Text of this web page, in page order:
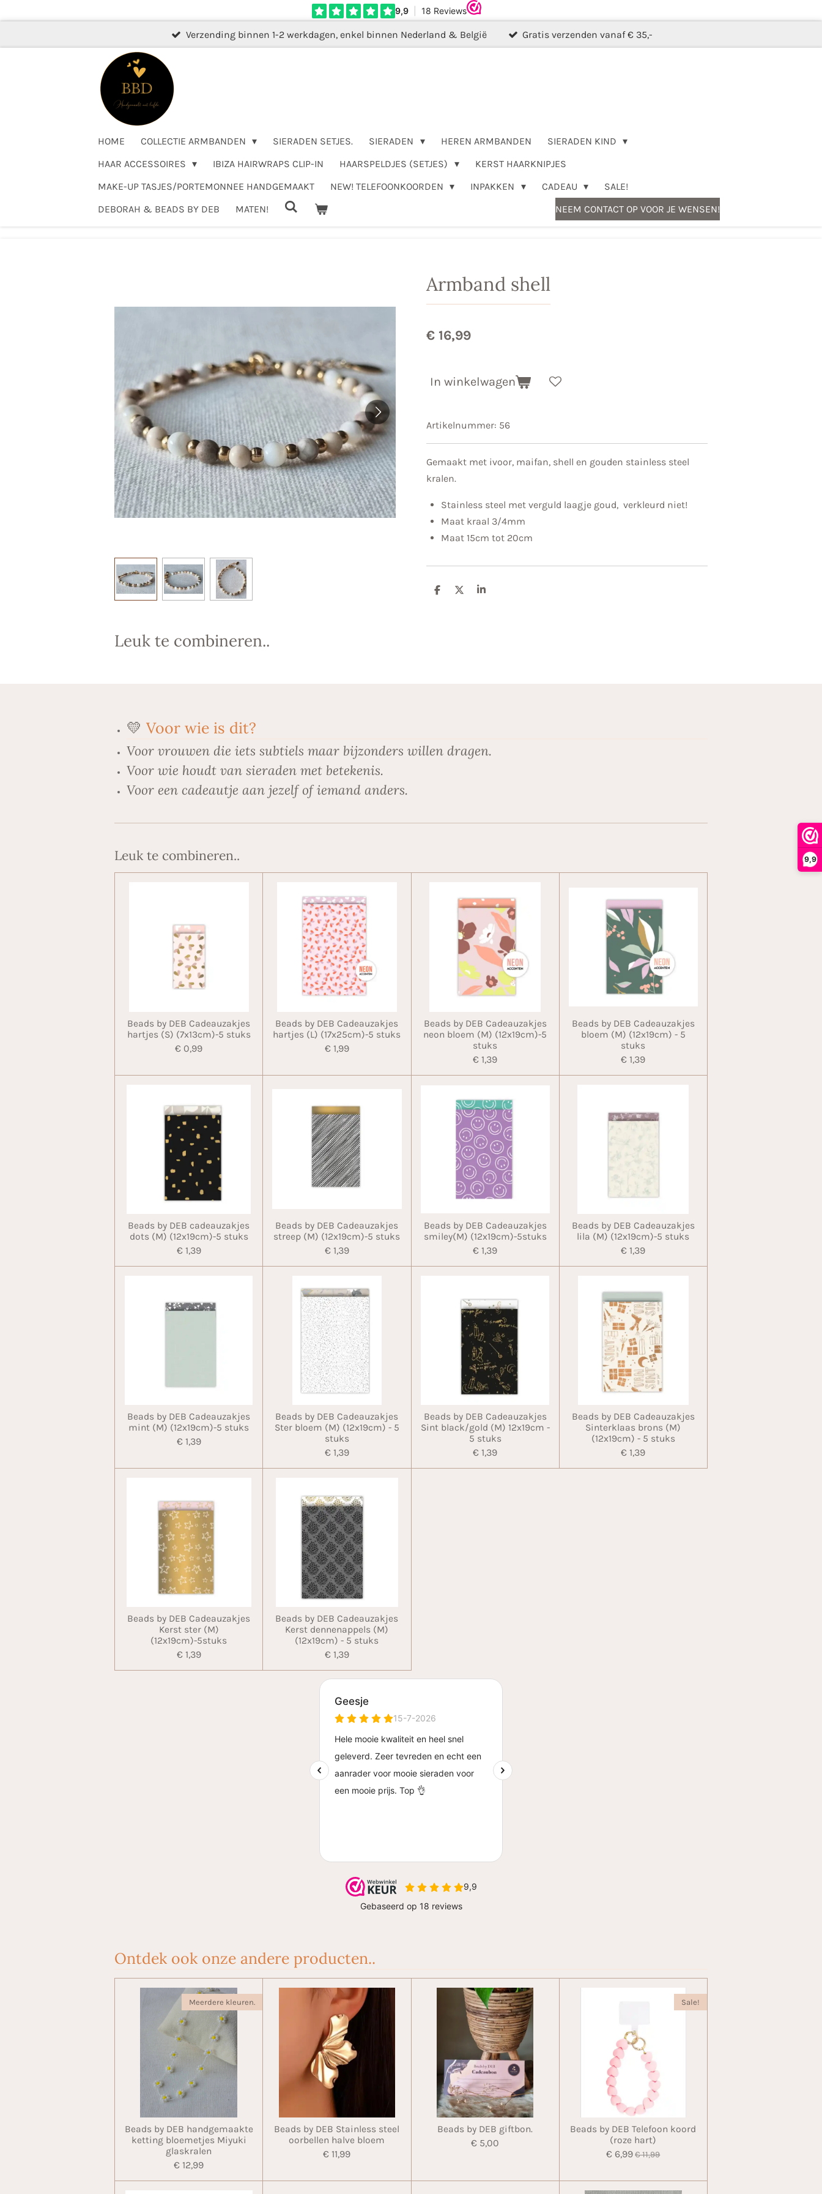
9,9
naar
Verzending binnen 1-2 werkdagen, enkel binnen Nederland & België Gratis verzenden vanaf € 35,-
HOME COLLECTIE ARMBANDEN SIERADEN SETJES. SIERADEN HEREN ARMBANDEN
SIERADEN KIND
HAAR ACCESSOIRES
IBIZA HAIRWRAPS CLIP-IN HAARSPELDJES (SETJES)
KERST HAARKNIPJES
MAKE-UP TASJES/PORTEMONNEE HANDGEMAAKT
NEW! TELEFOONKOORDEN INPAKKEN CADEAU
SALE!
DEBORAH & BEADS BY DEB
MATEN! NEEM CONTACT OP VOOR JE WENSEN!
Armband shell
€ 16,99
In winkelwagen
Artikelnummer: 56
Gemaakt met ivoor, maifan, shell en gouden stainless steel
kralen.
Stainless steel met verguld laagje goud, verkleurd niet!
Maat kraal 3/4mm
Maat 15cm tot 20cm
D
D
S
Leuk te combineren..
💛 Voor wie is dit?
Voor vrouwen die iets subtiels maar bijzonders willen dragen.
Voor wie houdt van sieraden met betekenis.
Voor een cadeautje aan jezelf of iemand anders.
Leuk te combineren..
Beads by DEB Cadeauzakjes
hartjes (S) (7x13cm)-5 stuks
€ 0,99
Beads by DEB Cadeauzakjes
hartjes (L) (17x25cm)-5 stuks
€ 1,99
Beads by DEB Cadeauzakjes
neon bloem (M) (12x19cm)-5
stuks
€ 1,39
Beads by DEB Cadeauzakjes
bloem (M) (12x19cm) - 5
stuks
€ 1,39
Beads by DEB cadeauzakjes
dots (M) (12x19cm)-5 stuks
€ 1,39
Beads by DEB Cadeauzakjes
streep (M) (12x19cm)-5 stuks
€ 1,39
Beads by DEB Cadeauzakjes
smiley(M) (12x19cm)-5stuks
€ 1,39
Beads by DEB Cadeauzakjes
lila (M) (12x19cm)-5 stuks
€ 1,39
Beads by DEB Cadeauzakjes
mint (M) (12x19cm)-5 stuks
€ 1,39
Beads by DEB Cadeauzakjes
Ster bloem (M) (12x19cm) - 5
stuks
€ 1,39
Beads by DEB Cadeauzakjes
Sint black/gold (M) 12x19cm -
5 stuks
€ 1,39
Beads by DEB Cadeauzakjes
Sinterklaas brons (M)
(12x19cm) - 5 stuks
€ 1,39
Beads by DEB Cadeauzakjes
Kerst ster (M)
(12x19cm)-5stuks
€ 1,39
Beads by DEB Cadeauzakjes
Kerst dennenappels (M)
(12x19cm) - 5 stuks
€ 1,39
Ontdek ook onze andere producten..
Meerdere kleuren.
Beads by DEB handgemaakte
ketting bloemetjes Miyuki
glaskralen
€ 12,99
Beads by DEB Stainless steel
oorbellen halve bloem
€ 11,99
Beads by DEB giftbon.
€ 5,00
Sale!
Beads by DEB Telefoon koord
(roze hart)
€ 6,99€ 11,99